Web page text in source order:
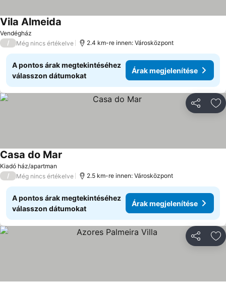
Vendégház
Vila Almeida
/ Még nincs értékelve 2.4 km-re innen: Városközpont
A pontos árak megtekintéséhez
válasszon dátumokat
Árak megjelenítése
Kiadó ház/apartman
Casa do Mar
/ Még nincs értékelve 2.5 km-re innen: Városközpont
A pontos árak megtekintéséhez
válasszon dátumokat
Árak megjelenítése